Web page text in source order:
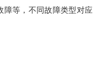
障等，不同故障类型对应